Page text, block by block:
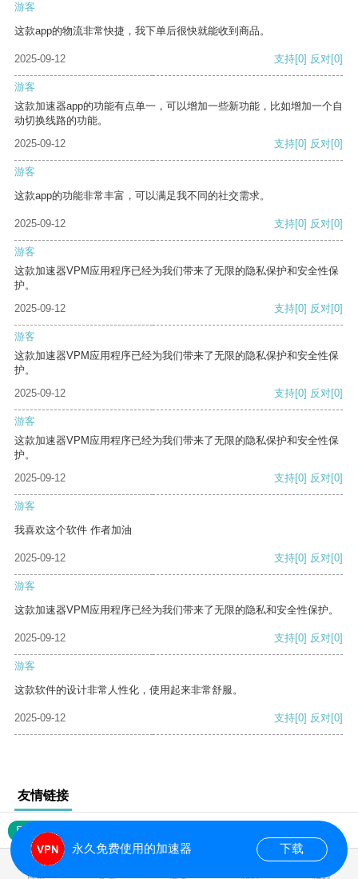
游客
这款app的物流非常快捷，我下单后很快就能收到商品。
2025-09-12 支持[0] 反对[0]
游客
这款加速器app的功能有点单一，可以增加一些新功能，比如增加一个自
动切换线路的功能。
2025-09-12
支持[0] 反对[0]
游客
这款app的功能非常丰富，可以满足我不同的社交需求。
2025-09-12 支持[0] 反对[0]
游客
这款加速器VPM应用程序已经为我们带来了无限的隐私保护和安全性保
护。
2025-09-12
支持[0] 反对[0]
游客
这款加速器VPM应用程序已经为我们带来了无限的隐私保护和安全性保
护。
2025-09-12
支持[0] 反对[0]
游客
这款加速器VPM应用程序已经为我们带来了无限的隐私保护和安全性保
护。
2025-09-12
支持[0] 反对[0]
游客
我喜欢这个软件 作者加油
2025-09-12 支持[0] 反对[0]
游客
这款加速器VPM应用程序已经为我们带来了无限的隐私和安全性保护。
2025-09-12 支持[0] 反对[0]
游客
这款软件的设计非常人性化，使用起来非常舒服。
2025-09-12 支持[0] 反对[0]
友情链接
网站地图
永久免费使用的加速器 下载